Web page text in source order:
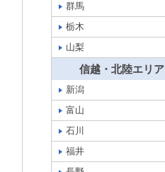
群馬
栃木
山梨
信越・北陸エリア
新潟
富山
石川
福井